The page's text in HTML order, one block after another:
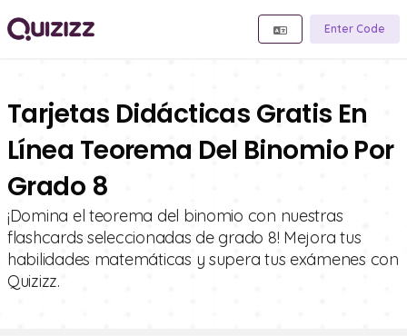
Enter Code
Tarjetas Didácticas Gratis En
Línea Teorema Del Binomio Por
Grado 8
¡Domina el teorema del binomio con nuestras
flashcards seleccionadas de grado 8! Mejora tus
habilidades matemáticas y supera tus exámenes con
Quizizz.